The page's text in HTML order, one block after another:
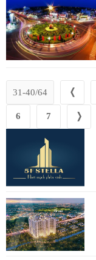
31-40/64 ❬
6 7 ❭